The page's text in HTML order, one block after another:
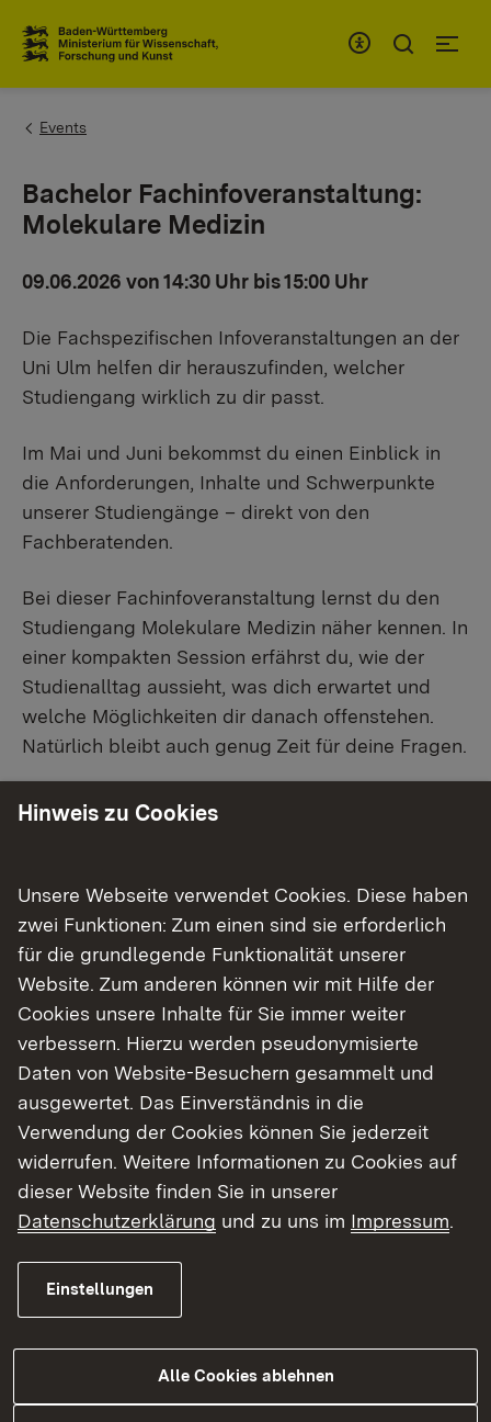
You are here:
Events
Bachelor Fachinfoveranstaltung:
Molekulare Medizin
09.06.2026 von 14:30 Uhr bis 15:00 Uhr
Die Fachspezifischen Infoveranstaltungen an der
Uni Ulm helfen dir herauszufinden, welcher
Studiengang wirklich zu dir passt.
Im Mai und Juni bekommst du einen Einblick in
die Anforderungen, Inhalte und Schwerpunkte
unserer Studiengänge – direkt von den
Fachberatenden.
Bei dieser Fachinfoveranstaltung lernst du den
Studiengang Molekulare Medizin näher kennen. In
einer kompakten Session erfährst du, wie der
Studienalltag aussieht, was dich erwartet und
welche Möglichkeiten dir danach offenstehen.
Natürlich bleibt auch genug Zeit für deine Fragen.
Online-Veranstaltung
Externer Link:
Bachelor Fachinfoveranstaltungen
Zurück zu den Studieninfotagen
Kontakt
Universität Ulm
Adresse:
Online-Veranstaltung
89081 Ulm
studium@uni-ulm.de
Web:
Zur Website der Hochschule
Hinweis zu Cookies
Unsere Webseite verwendet Cookies. Diese haben
zwei Funktionen: Zum einen sind sie erforderlich
für die grundlegende Funktionalität unserer
Website. Zum anderen können wir mit Hilfe der
Cookies unsere Inhalte für Sie immer weiter
verbessern. Hierzu werden pseudonymisierte
Daten von Website-Besuchern gesammelt und
ausgewertet. Das Einverständnis in die
Verwendung der Cookies können Sie jederzeit
widerrufen. Weitere Informationen zu Cookies auf
dieser Website finden Sie in unserer
Datenschutzerklärung und zu uns im Impressum.
Einstellungen
Alle Cookies ablehnen